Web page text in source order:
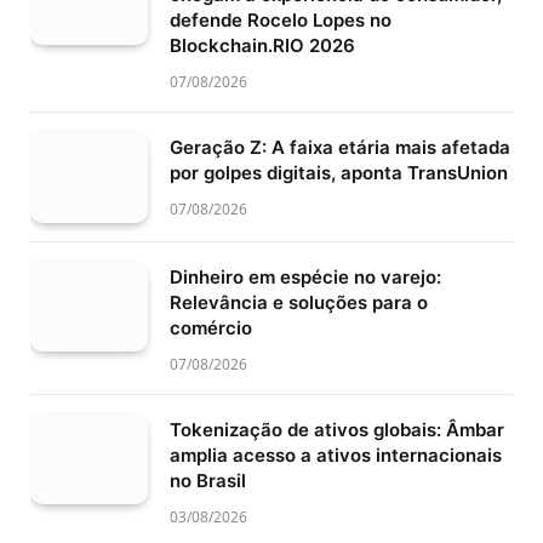
defende Rocelo Lopes no
Blockchain.RIO 2026
07/08/2026
Geração Z: A faixa etária mais afetada
por golpes digitais, aponta TransUnion
07/08/2026
Dinheiro em espécie no varejo:
Relevância e soluções para o
comércio
07/08/2026
Tokenização de ativos globais: Âmbar
amplia acesso a ativos internacionais
no Brasil
03/08/2026